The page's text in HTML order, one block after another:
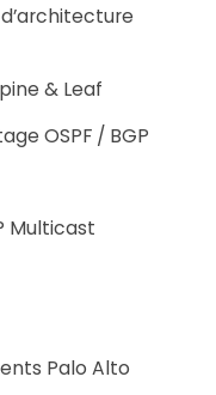
& Leaf
OSPF / BGP
Multicast
Palo Alto